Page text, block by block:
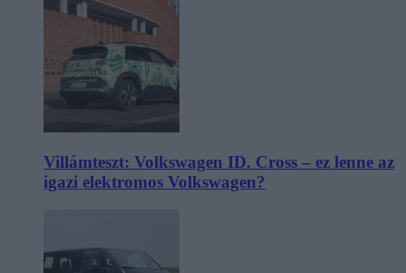
Villámteszt: Volkswagen ID. Cross – ez lenne az
igazi elektromos Volkswagen?